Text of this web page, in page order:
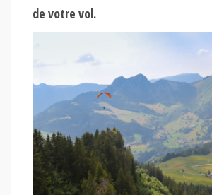
de votre vol.